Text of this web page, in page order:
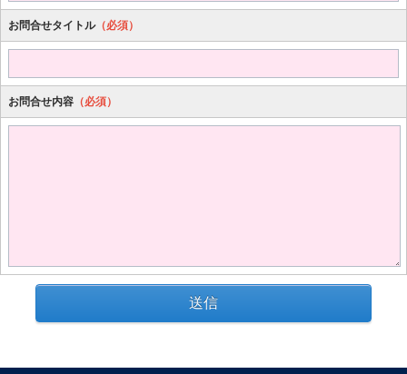
お問合せタイトル（必須）
お問合せ内容 （必須）
送信